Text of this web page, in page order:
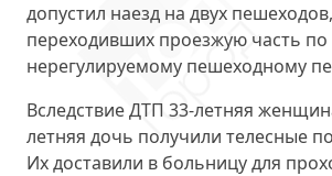
допустил наезд на двух пешеходов,
переходивших проезжую часть по
нерегулируемому пешеходному
Вследствие ДТП 33-летняя
летняя дочь получили телесные
Их доставили в больницу для